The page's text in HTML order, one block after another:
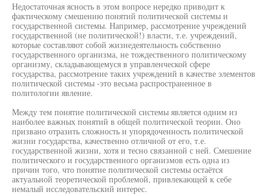
Недостаточная ясность в этом вопросе нередко приводит к
фактическому смешению понятий политической системы и
государственной системы. Например, рассмотрение учреждений
государственной (не политической!) власти, т.е. учреждений,
которые составляют собой жизнедеятельность собственно
государственного организма, не тождественного политическому
организму, складывающемуся в управленческой сфере
государства, рассмотрение таких учреждений в качестве элементов
политической системы -это весьма распространенное в
политологии явление.
Между тем понятие политической системы является одним из
наиболее важных понятий в общей политической теории. Оно
призвано отразить сложность и упорядоченность политической
жизни государства, качественно отличной от его, т.е.
государственной жизни, хотя и тесно связанной с ней. Смешение
политического и государственного организмов есть одна из
причин того, что понятие политической системы остаётся
актуальной теоретической проблемой, привлекающей к себе
немалый исследовательский интерес.